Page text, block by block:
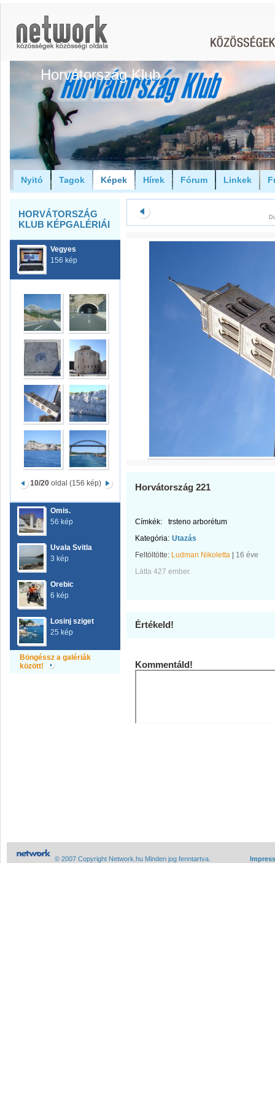
Horvátország Klub
Nyitó Tagok Képek Hírek Fórum Linkek
HORVÁTORSZÁG
KLUB KÉPGALÉRIÁI
Vegyes
156 kép
10/20 oldal (156 kép)
Omis.
56 kép
Uvala Svitla
3 kép
Orebic
6 kép
Losinj sziget
25 kép
Böngéssz a galériák
között!
Horvátország 221
Címkék:
trsteno arborétum
Kategória: Utazás
Feltöltötte: Ludman Nikoletta
16 éve
Látta 427 ember.
Értékeld!
Kommentáld!
© 2007 Copyright Network.hu Minden jog fenntartva.